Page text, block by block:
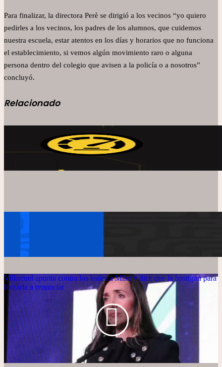
Para finalizar, la directora Perè se dirigió a los vecinos “yo quiero
pedirles a los vecinos, los padres de los alumnos, que cuidemos
nuestra escuela, estar atentos en los días y horarios que no funciona
el establecimiento, si vemos algún movimiento raro o alguna
persona dentro del colegio que avisen a la policía o a nosotros”
concluyó.
Relacionado
Villarruel apunta contra los leales a Milei y dice que la hostigan para
forzarla a renunciar